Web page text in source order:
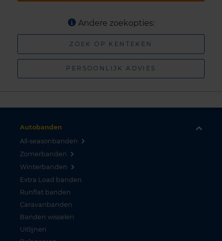
Andere zoekopties:
ZOEK OP KENTEKEN
PERSOONLIJK ADVIES
Autobanden
All-seasonbanden
Zomerbanden
Winterbanden
Extra Load banden
Runflat banden
Caravanbanden
Banden wisselen
Uitlijnen